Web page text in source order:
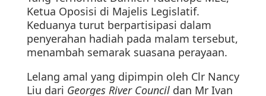
Ketua Oposisi di Majelis Legislatif.
Keduanya turut berpartisipasi dalam
penyerahan hadiah pada malam tersebut,
menambah semarak suasana perayaan.
Lelang amal yang dipimpin oleh Clr Nancy
Liu dari Georges River Councildan Mr Ivan